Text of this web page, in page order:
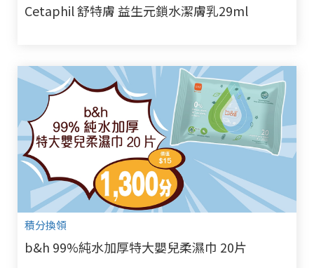
Cetaphil 舒特膚 益生元鎖水潔膚乳29ml
積分換領
b&h 99%純水加厚特大嬰兒柔濕巾 20片